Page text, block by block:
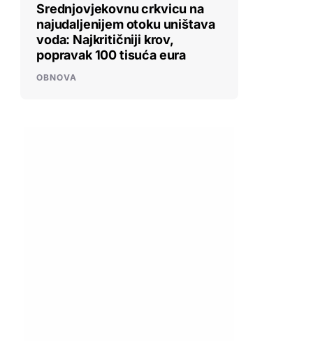
Srednjovjekovnu crkvicu na
najudaljenijem otoku uništava
voda: Najkritičniji krov,
popravak 100 tisuća eura
OBNOVA